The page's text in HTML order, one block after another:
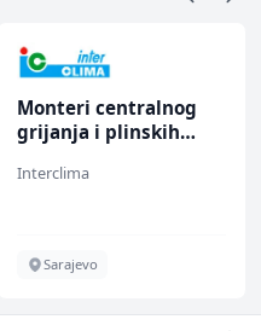
Monteri centralnog
grijanja i plinskih
Interclima
Sarajevo